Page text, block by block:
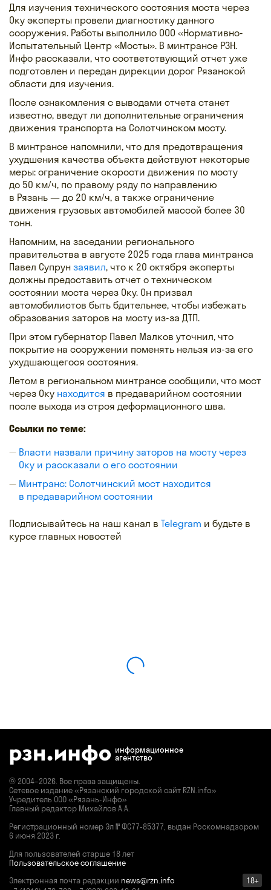
Для изучения технического состояния моста через
Оку эксперты провели диагностику данного
сооружения. Работы выполнило ООО «Нормативно-
Испытательный Центр «Мосты». В минтрансе РЗН.
Инфо рассказали, что соответствующий отчет уже
подготовлен и передан дирекции дорог Рязанской
области для изучения.
После ознакомления с выводами отчета станет
известно, введут ли дополнительные ограничения
движения транспорта на Солотчинском мосту.
В минтрансе напомнили, что для предотвращения
ухудшения качества объекта действуют некоторые
меры: ограничение скорости движения по мосту
до 50 км/ч, по правому ряду по направлению
в Рязань — до 20 км/ч, а также ограничение
движения грузовых автомобилей массой более 30
тонн.
Напомним, на заседании регионального
правительства в августе 2025 года глава минтранса
Павел Супрун заявил, что к 20 октября эксперты
должны предоставить отчет о техническом
состоянии моста через Оку. Он призвал
автомобилистов быть бдительнее, чтобы избежать
образования заторов на мосту из-за ДТП.
При этом губернатор Павел Малков уточнил, что
покрытие на сооружении поменять нельзя из-за его
ухудшающегося состояния.
Летом в региональном минтрансе сообщили, что мост
через Оку находится в предаварийном состоянии
после выхода из строя деформационного шва.
Ссылки по теме:
Власти назвали причину заторов на мосту через
Оку и рассказали о его состоянии
Минтранс: Солотчинский мост находится
в предаварийном состоянии
Подписывайтесь на наш канал в Telegram и будьте в
курсе главных новостей
информационное
агентство
© 2004–2026. Все права защищены.
Сетевое издание «Рязанский городской сайт RZN.info»
Учредитель ООО «Рязань-Инфо»
Главный редактор Михайлов А.А.
Регистрационный номер Эл № ФС77-85377, выдан Роскомнадзором
6 июня 2023 г.
Для пользователей старше 18 лет
Пользовательское соглашение
Электронная почта редакции news@rzn.info
18+